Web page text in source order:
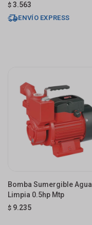
$ 3.563
ENVÍO EXPRESS
Bomba Sumergible Agua
Limpia 0.5hp Mtp
$ 9.235